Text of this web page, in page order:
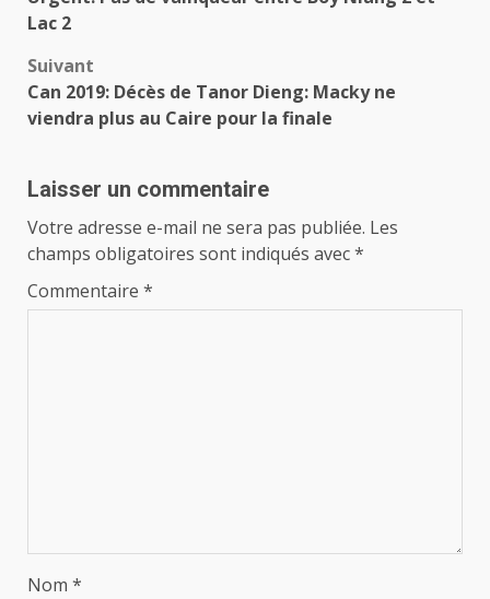
d’article
Lac 2
Suivant
Can 2019: Décès de Tanor Dieng: Macky ne
viendra plus au Caire pour la finale
Laisser un commentaire
Votre adresse e-mail ne sera pas publiée. Les
champs obligatoires sont indiqués avec*
Commentaire *
Nom *